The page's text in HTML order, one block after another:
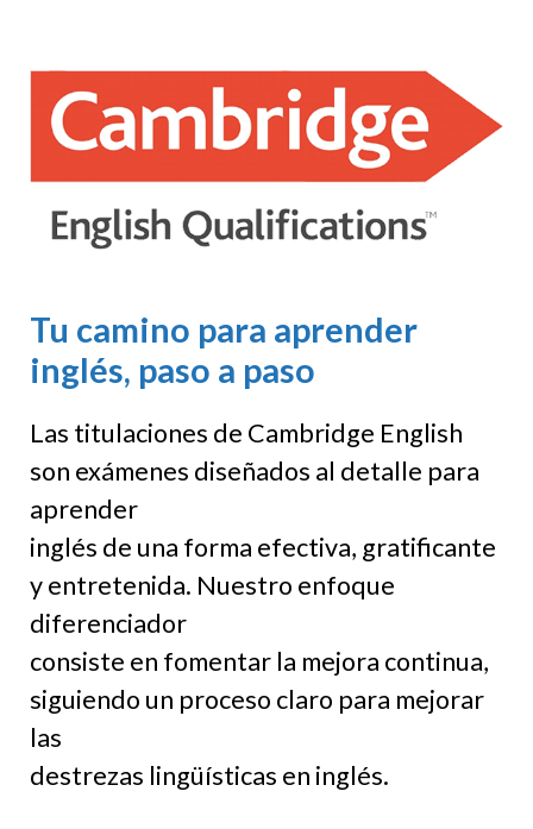
Tu camino para aprender
inglés, paso a paso
Las titulaciones de Cambridge English
son exámenes diseñados al detalle para
aprender
inglés de una forma efectiva, gratificante
y entretenida. Nuestro enfoque
diferenciador
consiste en fomentar la mejora continua,
siguiendo un proceso claro para mejorar
las
destrezas lingüísticas en inglés.